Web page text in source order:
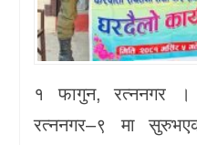
१ फागुन, रत्ननगर
रत्ननगर–९ मा